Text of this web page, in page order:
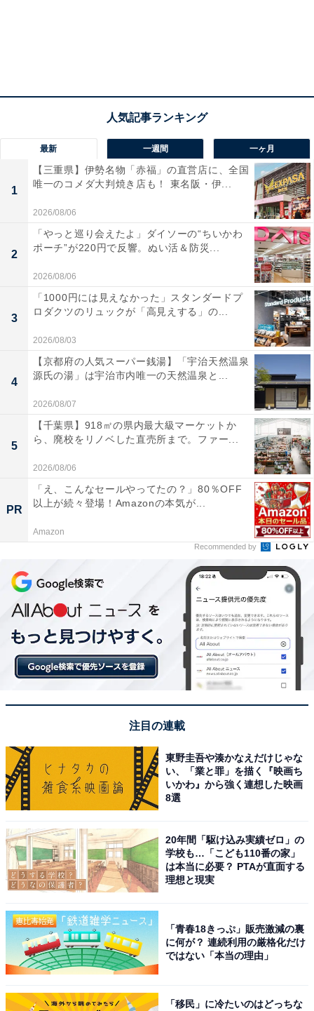
になっている衝撃的なパッケージもあるので、ぜひお見
「劇場版公開記念 凪＆玲王ver.」オリジナルBOX
「劇場版公開記念ver.」
「劇場版公開記念ver.」
潔や凛をはじめとした8人が入っている「劇場版公開記
念ver.」は全10種で、10個1セット。1300セット限定で
最新 一週間 一ヶ月
1
【三重県】伊勢名物「赤福」の直営店に、全国
唯一のコメダ大判焼き店も！ 東名阪・伊...
2026/08/06
2
「やっと巡り会えたよ」ダイソーの“ちいかわ
ポーチ”が220円で反響。ぬい活＆防災...
2026/08/06
3
「1000円には見えなかった」スタンダードプ
ロダクツのリュックが「高見えする」の...
2026/08/03
4
【京都府の人気スーパー銭湯】「宇治天然温泉
源氏の湯」は宇治市内唯一の天然温泉と...
2026/08/07
5
【千葉県】918㎡の県内最大級マーケットか
ら、廃校をリノベした直売所まで。ファー...
2026/08/06
PR
「え、こんなセールやってたの？」80％OFF
以上が続々登場！Amazonの本気が...
Amazon
Recommended by
注目の連載
東野圭吾や湊かなえだけじゃな
い、「業と罪」を描く『映画ち
いかわ』から強く連想した映画
8選
20年間「駆け込み実績ゼロ」の
学校も…「こども110番の家」
は本当に必要？ PTAが直面する
理想と現実
「青春18きっぷ」販売激減の裏
に何が？ 連続利用の厳格化だけ
ではない「本当の理由」
「移民」に冷たいのはどっちな